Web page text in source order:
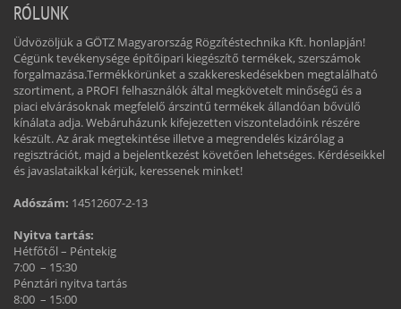
RÓLUNK
Üdvözöljük a GÖTZ Magyarország Rögzítéstechnika Kft. honlapján!
Cégünk tevékenysége építőipari kiegészítő termékek, szerszámok
forgalmazása.Termékkörünket a szakkereskedésekben megtalálható
szortiment, a PROFI felhasználók által megkövetelt minőségű és a
piaci elvárásoknak megfelelő árszintű termékek állandóan bővülő
kínálata adja. Webáruházunk kifejezetten viszonteladóink részére
készült. Az árak megtekintése illetve a megrendelés kizárólag a
regisztrációt, majd a bejelentkezést követően lehetséges. Kérdéseikkel
és javaslataikkal kérjük, keressenek minket!
Adószám: 14512607-2-13
Nyitva tartás:
Hétfőtől – Péntekig
7:00 – 15:30
Pénztári nyitva tartás
8:00 – 15:00